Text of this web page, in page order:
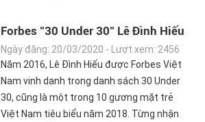
Forbes "30 Under 30" Lê Đình Hiếu
định nghĩa về “công việc tốt” cho
tân cử nhân: Đừng chỉ nhìn vào
mức lương, hãy nhìn vào những cơ
hội tương lai bạn sẽ có!
Ngày đăng: 20/03/2020 - Lượt xem: 2456
Năm 2016, Lê Đình Hiếu được Forbes Việt
Nam vinh danh trong danh sách 30 Under
30, cũng là một trong 10 gương mặt trẻ
Việt Nam tiêu biểu năm 2018. Từng nhận